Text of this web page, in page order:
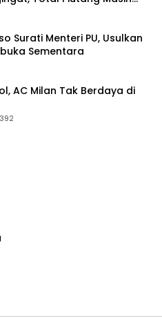
Surati Menteri PU, Usulkan
Sementara
AC Milan Tak Berdaya di
392